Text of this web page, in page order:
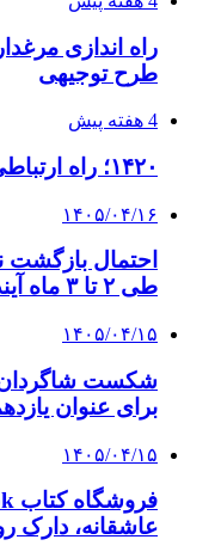
خرید بهترین قهوه |
صندوق طلا
بازار و کسب و کار
3 هفته پیش
خرید ابزار
چطور ابزار اصل
3 هفته پیش
چرا انتخاب
پروژه را تعیین
4 هفته پیش
از کجا تجهیزات
انتخاب بهترین